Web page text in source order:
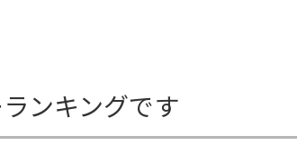
ンキングです